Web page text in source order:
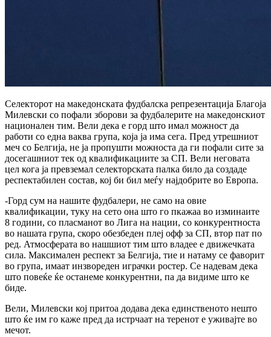
Селекторот на македонската фудбалска репрезентација Благоја
Милевски со пофали зборови за фудбалерите на македонскиот
национален тим. Вели дека е горд што имал можност да
работи со една ваква група, која ја има сега. Пред утрешниот
меч со Белгија, не ја пропушти можноста да ги пофали сите за
досегашниот тек од квалификациите за СП. Вели неговата
цел кога ја превземал селекторската палка било да создаде
респектабилен состав, кој би бил меѓу најдобрите во Европа.
-Горд сум на нашите фудбалери, не само на овие
квалификации, туку на сето она што го пкажаа во изминаите
8 години, со пласманот во Лига на нации, со конкурентноста
во нашата група, скоро обезбеден плеј офф за СП, втор пат по
ред. Атмосферата во нашшиот тим што владее е движечката
сила. Максимален респект за Белгија, тие и натаму се фаворит
во група, имаат инзвореден играчки ростер. Се надевам дека
што повеќе ќе останеме конкурентни, па да видиме што ке
биде.
Вели, Милевски кој притоа додава дека единственото нешто
што ќе им го каже пред да истрчаат на теренот е уживајте во
мечот.